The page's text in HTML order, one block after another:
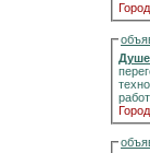
перегородки, проведем техническое